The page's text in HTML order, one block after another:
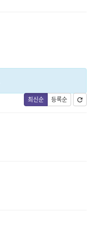
최신순 등록순